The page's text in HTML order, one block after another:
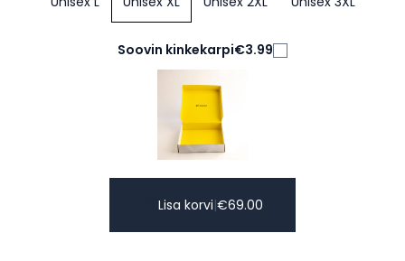
Soovin kinkekarpi€3.99
Lisa korvi|€69.00